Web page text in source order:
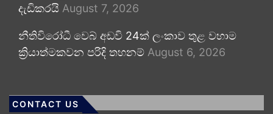
දැඩිකරයි August 7, 2026
නීතිවිරෝධී වෙබ් අඩවි 24ක් ලංකාව තුළ වහාම
ක්‍රියාත්මකවන පරිදි තහනම් August 6, 2026
CONTACT US